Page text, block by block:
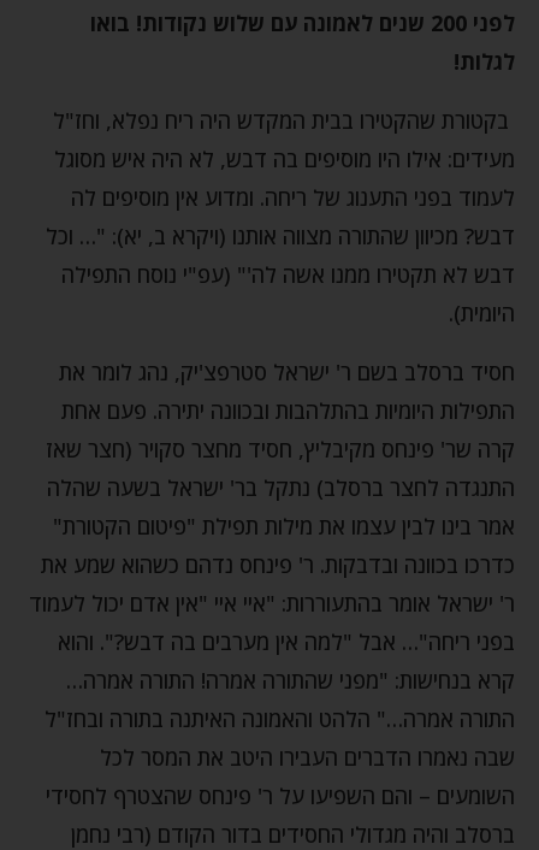
לפני 200 שנים לאמונה עם שלוש נקודות! בואו
לגלות!
בקטורת שהקטירו בבית המקדש היה ריח נפלא, וחז"ל
מעידים: אילו היו מוסיפים בה דבש, לא היה איש מסוגל
לעמוד בפני התענוג של ריחה. ומדוע אין מוסיפים לה
דבש? מכיוון שהתורה מצווה אותנו (ויקרא ב, יא): "… וכל
דבש לא תקטירו ממנו אשה לה'" (עפ"י נוסח התפילה
היומית).
חסיד ברסלב בשם ר' ישראל סטרפצ'יק, נהג לומר את
התפילות היומיות בהתלהבות ובכוונה יתירה. פעם אחת
קרה שר' פינחס מקיבליץ, חסיד מחצר סקויר (חצר שאז
התנגדה לחצר ברסלב) נתקל בר' ישראל בשעה שהלה
אמר בינו לבין עצמו את מילות תפילת "פיטום הקטורת"
כדרכו בכוונה ובדבקות. ר' פינחס נדהם כשהוא שמע את
ר' ישראל אומר בהתעוררות: "איי איי "אין אדם יכול לעמוד
בפני ריחה"… אבל "למה אין מערבים בה דבש?". והוא
קרא בנחישות: "מפני שהתורה אמרה! התורה אמרה…
התורה אמרה…" הלהט והאמונה האיתנה בתורה ובחז"ל
שבה נאמרו הדברים העבירו היטב את המסר לכל
השומעים – והם השפיעו על ר' פינחס שהצטרף לחסידי
ברסלב והיה מגדולי החסידים בדור הקודם (רבי נחמן